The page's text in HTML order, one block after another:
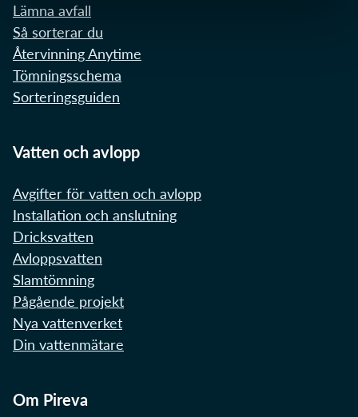
Lämna avfall
Så sorterar du
Återvinning Anytime
Tömningsschema
Sorteringsguiden
Vatten och avlopp
Avgifter för vatten och avlopp
Installation och anslutning
Dricksvatten
Avloppsvatten
Slamtömning
Pågående projekt
Nya vattenverket
Din vattenmätare
Om Pireva